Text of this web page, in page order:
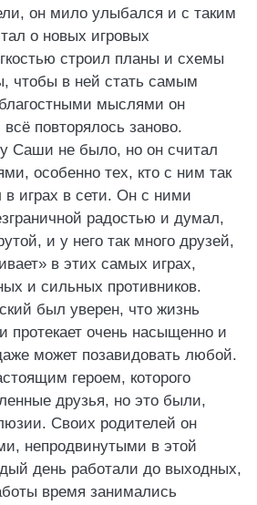
он мило улыбался и с таким
о новых игровых
строил планы и схемы
чтобы в ней стать самым
мыслями он
повторялось заново.
Саши не было, но он считал
особенно тех, кто с ним так
в играх в сети. Он с ними
радостью и думал,
и у него так много друзей,
в этих самых играх,
и сильных противников.
был уверен, что жизнь
протекает очень насыщенно и
может позавидовать любой.
героем, которого
друзья, но это были,
Своих родителей он
непродвинутыми в этой
день работали до выходных,
время занимались